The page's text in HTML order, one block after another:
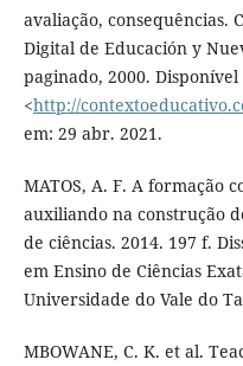
avaliação, consequências.
Digital de Educación y
paginado, 2000. Disponível
<http://
em: 29 abr. 2021.
MATOS, A. F. A formação
auxiliando na construção
de ciências. 2014. 197 f.
em Ensino de Ciências
Universidade do Vale do
MBOWANE, C. K. et al.